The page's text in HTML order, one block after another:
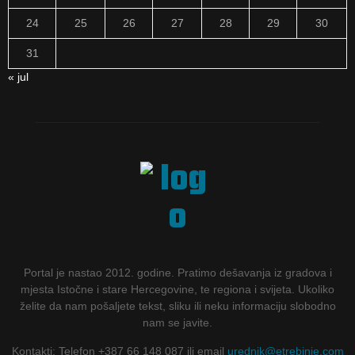
24 25 26 27 28 29 30
31
« jul
Portal je nastao 2012. godine. Pratimo dešavanja iz gradova i
mjesta Istočne i stare Hercegovine, te regiona i svijeta. Ukoliko
želite da nam pošaljete tekst, sliku ili neku informaciju slobodno
nam se javite.
Kontakti: Telefon +387 66 148 087 ili email urednik@etrebinje.com